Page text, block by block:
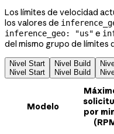
Los límites de velocidad
los valores de
inference_geo: "us" e
del mismo grupo de límites
Nivel Start
Nivel Start
Nivel Build
Nivel Build
Modelo
por